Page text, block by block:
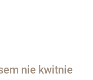
nie kwitnie